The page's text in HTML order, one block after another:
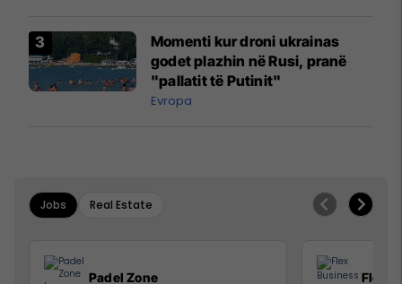
Momenti kur droni ukrainas
godet plazhin në Rusi, pranë
"pallatit të Putinit"
Evropa
Jobs Real Estate
Padel Zone Flex